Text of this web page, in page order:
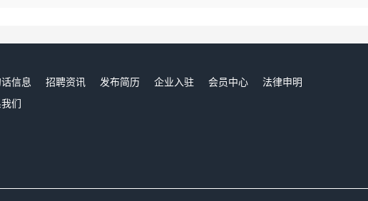
信息 招聘资讯 发布简历 企业入驻 会员中心
法律申明
们